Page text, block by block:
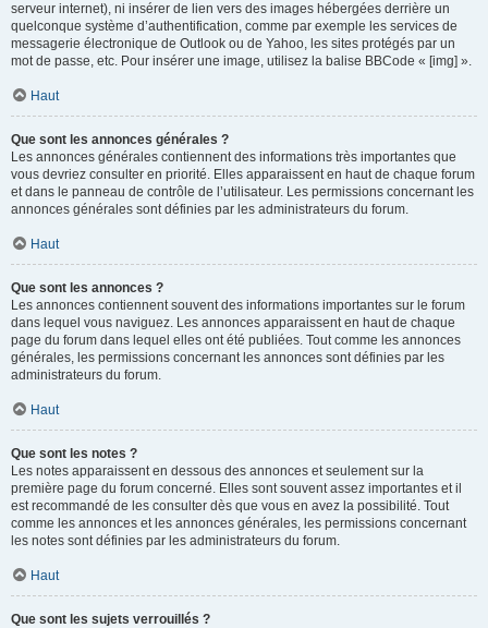
serveur internet), ni insérer de lien vers des images hébergées derrière un
quelconque système d’authentification, comme par exemple les services de
messagerie électronique de Outlook ou de Yahoo, les sites protégés par un
mot de passe, etc. Pour insérer une image, utilisez la balise BBCode « [img] ».
Haut
Que sont les annonces générales ?
Les annonces générales contiennent des informations très importantes que
vous devriez consulter en priorité. Elles apparaissent en haut de chaque forum
et dans le panneau de contrôle de l’utilisateur. Les permissions concernant les
annonces générales sont définies par les administrateurs du forum.
Haut
Que sont les annonces ?
Les annonces contiennent souvent des informations importantes sur le forum
dans lequel vous naviguez. Les annonces apparaissent en haut de chaque
page du forum dans lequel elles ont été publiées. Tout comme les annonces
générales, les permissions concernant les annonces sont définies par les
administrateurs du forum.
Haut
Que sont les notes ?
Les notes apparaissent en dessous des annonces et seulement sur la
première page du forum concerné. Elles sont souvent assez importantes et il
est recommandé de les consulter dès que vous en avez la possibilité. Tout
comme les annonces et les annonces générales, les permissions concernant
les notes sont définies par les administrateurs du forum.
Haut
Que sont les sujets verrouillés ?